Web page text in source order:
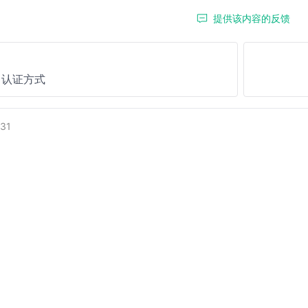
提供该内容的反馈
证方式